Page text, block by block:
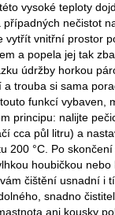
vysoké teploty
případných nečistot
vytřít vnitřní prostor
a popela jej tak
údržby horkou
trouba si sama
funkcí vybaven,
principu: nalijte
cca půl litru) a
200 °C. Po
houbičkou nebo
čištění usnadní i
snadno
ani kousky